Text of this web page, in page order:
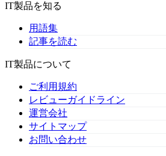
IT製品を知る
用語集
記事を読む
IT製品について
ご利用規約
レビューガイドライン
運営会社
サイトマップ
お問い合わせ